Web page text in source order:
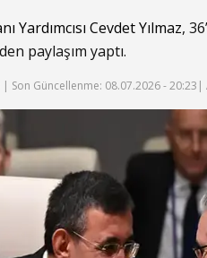
Yardımcısı Cevdet Yılmaz,
paylaşım yaptı.
| Son Güncellenme: 08.07.2026 - 20:23 |